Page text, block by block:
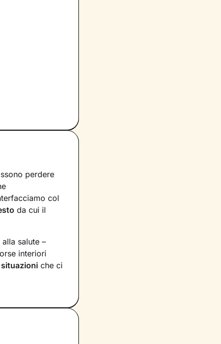
perdere
col
da cui il
salute –
interiori
che ci
passando